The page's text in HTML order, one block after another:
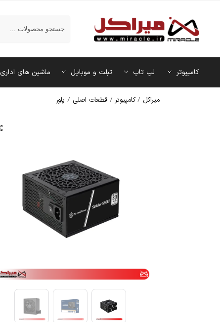
کامپیوتر لپ تاپ تبلت و موبایل ماشین‌ های اداری
میراکل /کامپیوتر /قطعات اصلی / پاور